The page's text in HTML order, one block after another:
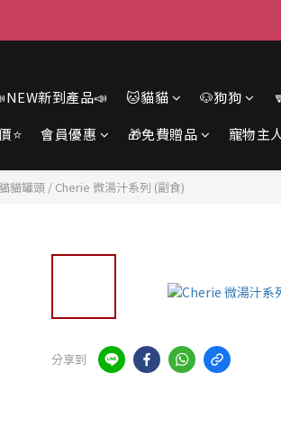
新到產品📣 🐱貓貓 🐶狗狗
⭐
會員優惠 🎁免費贈品 寵物主
貓罐頭 / Cherie 微湯汁系列 (副食)
分享到